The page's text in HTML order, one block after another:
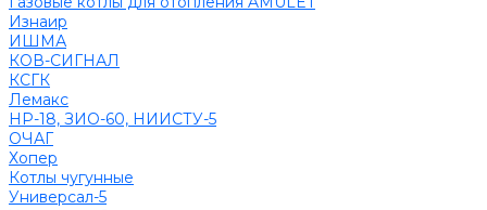
Изнаир
ИШМА
КОВ-СИГНАЛ
КСГК
Лемакс
НР-18, ЗИО-60, НИИСТУ-5
ОЧАГ
Хопер
Котлы чугунные
Универсал-5